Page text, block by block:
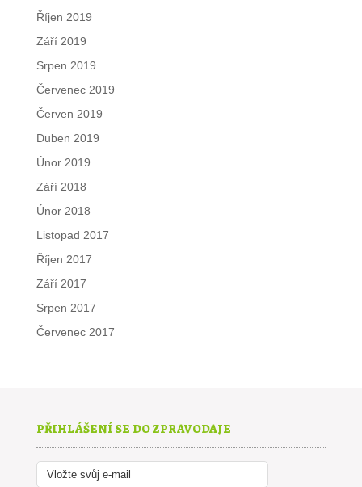
Říjen 2019
Září 2019
Srpen 2019
Červenec 2019
Červen 2019
Duben 2019
Únor 2019
Září 2018
Únor 2018
Listopad 2017
Říjen 2017
Září 2017
Srpen 2017
Červenec 2017
PŘIHLÁŠENÍ SE DO ZPRAVODAJE